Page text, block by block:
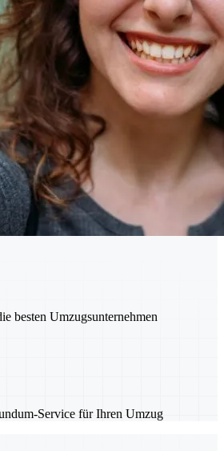
besten Umzugsunternehmen
Service für Ihren Umzug